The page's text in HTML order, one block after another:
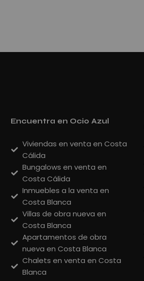
Encuentra en Ocio Azul
Viviendas en venta en Costa
Cálida
Bungalows en venta en
Costa Cálida
Inmuebles a la venta en
Costa Blanca
Villas de obra nueva en
Costa Blanca
Apartamentos de obra
nueva en Costa Blanca
Chalets en venta en Costa
Blanca